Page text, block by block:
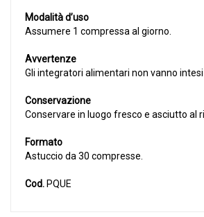
Modalità d’uso
Assumere 1 compressa al giorno.
Avvertenze
Gli integratori alimentari non vanno
Conservazione
Conservare in luogo fresco e asciutto al
Formato
Astuccio da 30 compresse.
Cod. PQUE